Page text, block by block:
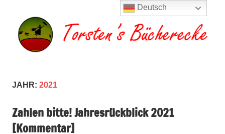
springen
JAHR: 2021
Zahlen bitte! Jahresrückblick 2021
[Kommentar]
Deutsch